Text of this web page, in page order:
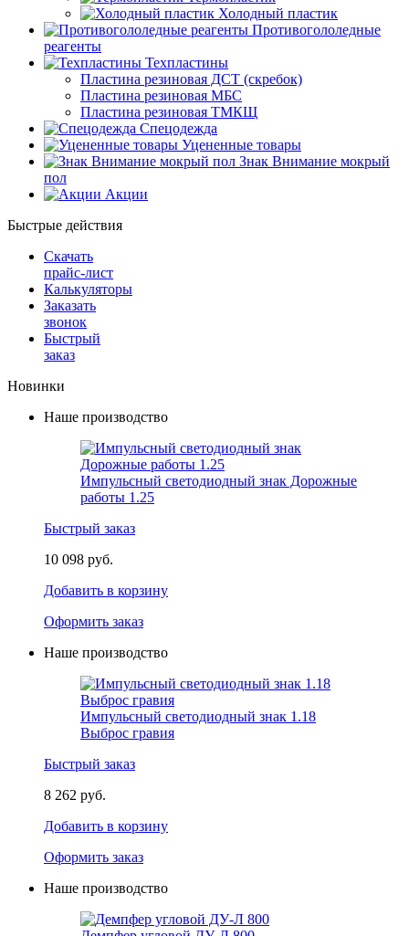
Холодный пластик
Противогололедные
реагенты
Техпластины
Пластина резиновая ДСТ (скребок)
Пластина резиновая МБС
Пластина резиновая ТМКЩ
Спецодежда
Уцененные товары
Знак Внимание мокрый
пол
Акции
Быстрые действия
Скачать
прайс-лист
Калькуляторы
Заказать
звонок
Быстрый
заказ
Новинки
Наше производство
Импульсный светодиодный знак Дорожные
работы 1.25
Быстрый заказ
10 098 руб.
Добавить в корзину
Оформить заказ
Наше производство
Импульсный светодиодный знак 1.18
Выброс гравия
Быстрый заказ
8 262 руб.
Добавить в корзину
Оформить заказ
Наше производство